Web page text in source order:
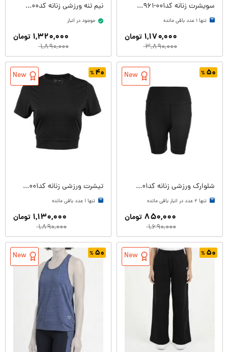
سویشرت زنانه کدW08961-001
تنها ۱ عدد باقی مانده
۳,۸۹۰,۰۰۰
۱,۱۷۰,۰۰۰ تومان
نیم تنه ورزشی زنانه کدW09262-400
موجود در انبار
۱,۸۹۰,۰۰۰
۱,۳۲۰,۰۰۰ تومان
۵۰ New
شلوارک ورزشی زنانه کدW09183-001
تنها ۲ عدد در انبار باقی مانده
۱,۶۹۰,۰۰۰
۸۵۰,۰۰۰ تومان
۴۰ New
تیشرت ورزشی زنانه کدW09202-001
تنها ۱ عدد باقی مانده
۱,۸۹۰,۰۰۰
۱,۱۳۰,۰۰۰ تومان
۵۰ New ۵۰ New